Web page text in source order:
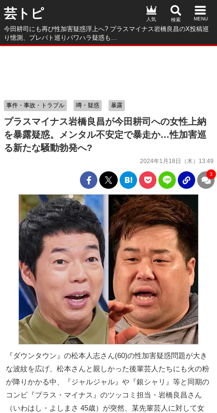
芸トピ
今田耕司にも再び性加害疑惑浮上へ? プラスマイナス岩橋良昌のX投稿巡
り憶測、プレバト巡りパワハラ疑惑も…
人気
プラスマイナス岩橋良昌が今田耕司への女性上納
を暴露疑惑。メンタル不安定で暴走か…性加害巡
る新たな騒動勃発へ?
2024年1月18日（木）13:49
事件・事故・トラブル 噂・疑惑 暴露
3
『ダウンタウン』の松本人志さん(60)の性加害疑惑問題が大き
な波紋を広げ、松本さんと親しかった後輩芸人たちにも火の粉
が降りかかる中、『ジャルジャル』や『銀シャリ』等と同期の
コンビ『プラス・マイナス』のツッコミ担当・岩橋良昌さん
（いわはし・よしまさ 45歳）が突然、某先輩芸人に対して女